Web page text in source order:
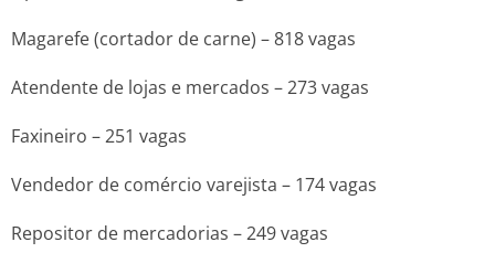
Magarefe (cortador de carne) – 818 vagas
Atendente de lojas e mercados – 273 vagas
Faxineiro – 251 vagas
Vendedor de comércio varejista – 174 vagas
Repositor de mercadorias – 249 vagas